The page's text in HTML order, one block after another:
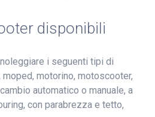
disponibili
i seguenti tipi di
motorino, motoscooter,
automatico o manuale, a
con parabrezza e tetto,